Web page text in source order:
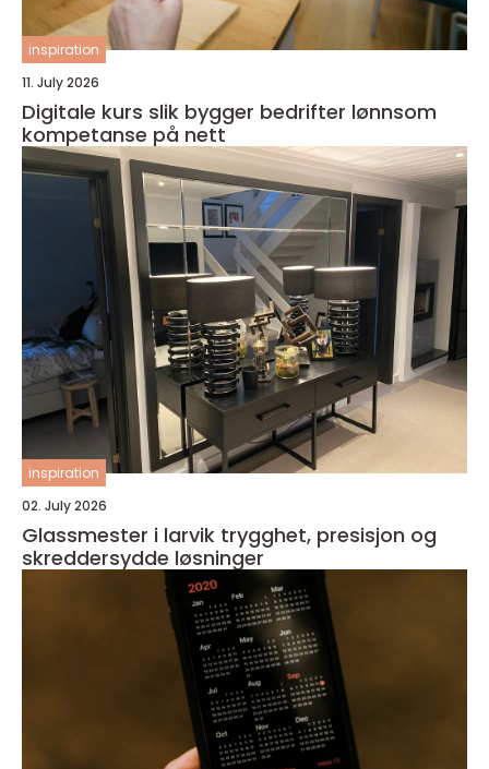
inspiration
11. July 2026
Digitale kurs slik bygger bedrifter lønnsom
kompetanse på nett
inspiration
02. July 2026
Glassmester i larvik trygghet, presisjon og
skreddersydde løsninger